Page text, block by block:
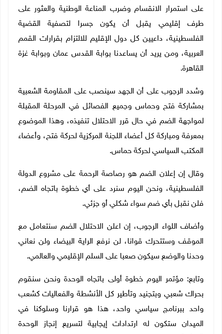
على استمرار الانقسام وضرب المناعة الوطنية والعثور على
طرف إقليمي يقبل أن يكون جسرا لتصفية القضية
الفلسطينية، داعيين كل دول الإقليم للالتزام بقرارات القمم
العربية، ومن يريد أن يساعدنا بوابة القدس عمان وبوابة غزة
القاهرة.
وشدد الرجوب على أن الجهد سينصب على المقاومة الشعبية
بمشاركة فتح وحماس وجميع الفصائل في المرحلة المقبلة
لمواجهة الضم في حال قرر الاحتلال تنفيذه، وهذا الموضوع
بمعرفة ومباركة كل أعضاء اللجنة المركزية لحركة فتح، وأعضاء
المكتب السياسي لحركة حماس.
وقال إن إعلان الضم هو رصاصة الرحمة على مشروع الدولة
الفلسطينية، ونحن اليوم سنرد على أي خطوة باتجاه الضم،
فلن نقبل بأي ضم سواء شكلي أو جزئي.
وأضاف اللواء الرجوب، إن اعلن الاحتلال الضم سنتعامل مع
الموقف وستتحرك قوانا، لن نرفع الراية البيضاء ولن نعاني
وحدنا والوضع سيكون صعبا على السلم الإقليمي والعالمي.
وتابع: مؤتمر اليوم خطوة أولى باتجاه الوحدة ونحن سنقوم
بحراك شعبي وبتجنيد وتأطير كل الأنشطة والفعاليات كشعب
واحد ببرنامج سياسي واحد، هذا هو قرارنا وسلوكنا في
الميدان ستكون له ارتدادات إيجابية لتسريع إنجاز الوحدة